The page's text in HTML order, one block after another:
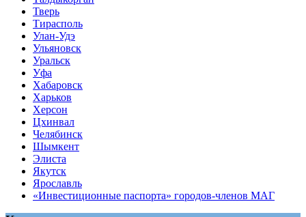
Тверь
Тирасполь
Улан-Удэ
Ульяновск
Уральск
Уфа
Хабаровск
Харьков
Херсон
Цхинвал
Челябинск
Шымкент
Элиста
Якутск
Ярославль
«Инвестиционные паспорта» городов-членов МАГ